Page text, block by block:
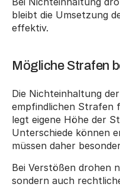
bleibt die Umsetzung
effektiv.
Mögliche Strafen
Die Nichteinhaltung
empfindlichen Strafen
legt eigene Höhe der
Unterschiede können
müssen daher
Bei Verstößen drohen
sondern auch